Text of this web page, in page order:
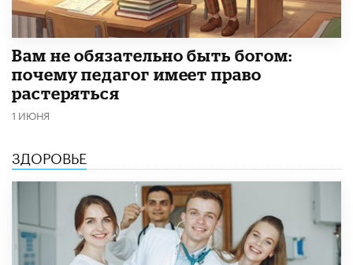
​Вам не обязательно быть богом:
почему педагог имеет право
растеряться
1 ИЮНЯ
ЗДОРОВЬЕ